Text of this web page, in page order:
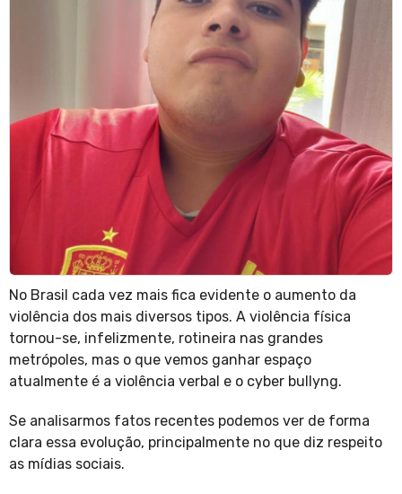
No Brasil cada vez mais fica evidente o aumento da
violência dos mais diversos tipos. A violência física
tornou-se, infelizmente, rotineira nas grandes
metrópoles, mas o que vemos ganhar espaço
atualmente é a violência verbal e o cyber bullyng.
Se analisarmos fatos recentes podemos ver de forma
clara essa evolução, principalmente no que diz respeito
as mídias sociais.